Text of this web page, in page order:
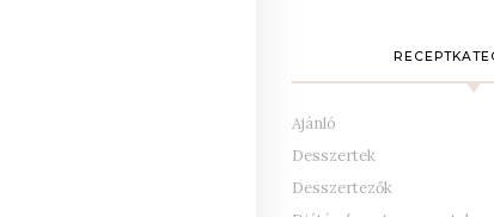
Ajánló
Desszertek
Desszertezők